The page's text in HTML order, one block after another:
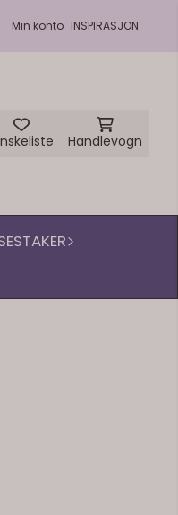
Min konto INSPIRASJON
Handlevogn